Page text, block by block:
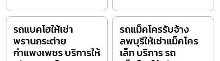
รถแบคโฮให้เช่า
พรานกระต่าย
กำแพงเพชร บริการให้
รถแม็คโครรับจ้าง
ลพบุรีให้เช่าแม็คโคร
เล็ก บริการ รถ